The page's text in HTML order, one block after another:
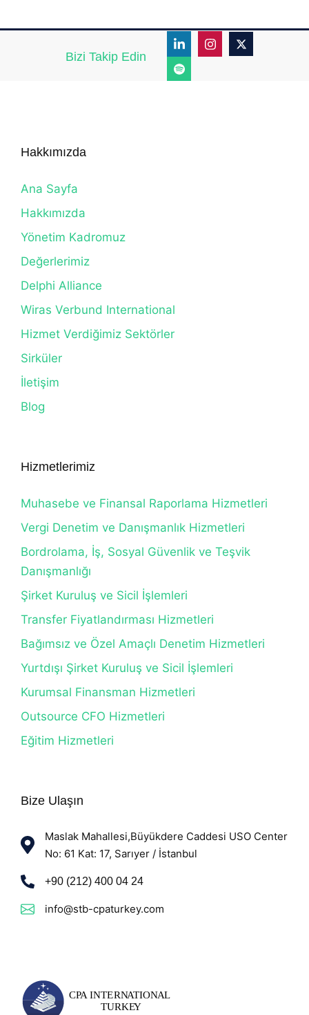
Bizi Takip Edin
Hakkımızda
Ana Sayfa
Hakkımızda
Yönetim Kadromuz
Değerlerimiz
Delphi Alliance
Wiras Verbund International
Hizmet Verdiğimiz Sektörler
Sirküler
İletişim
Blog
Hizmetlerimiz
Muhasebe ve Finansal Raporlama Hizmetleri
Vergi Denetim ve Danışmanlık Hizmetleri
Bordrolama, İş, Sosyal Güvenlik ve Teşvik
Danışmanlığı
Şirket Kuruluş ve Sicil İşlemleri
Transfer Fiyatlandırması Hizmetleri
Bağımsız ve Özel Amaçlı Denetim Hizmetleri
Yurtdışı Şirket Kuruluş ve Sicil İşlemleri
Kurumsal Finansman Hizmetleri
Outsource CFO Hizmetleri
Eğitim Hizmetleri
Bize Ulaşın
Maslak Mahallesi,Büyükdere Caddesi USO Center
No: 61 Kat: 17, Sarıyer / İstanbul
+90 (212) 400 04 24
info@stb-cpaturkey.com